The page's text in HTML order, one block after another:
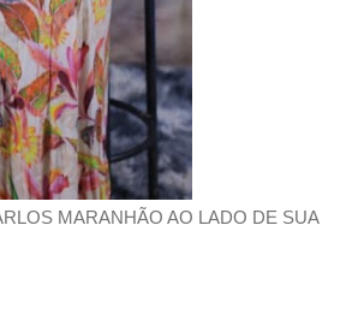
MARANHÃO AO LADO DE SUA